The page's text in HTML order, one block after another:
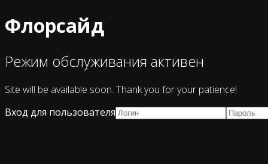
Флорсайд
Режим обслуживания активен
Site will be available soon. Thank you for your patience!
Вход для пользователя